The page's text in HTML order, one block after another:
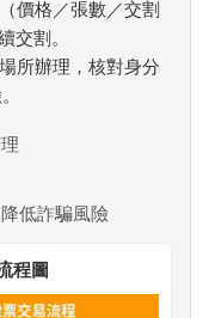
價格／張數／交割
交割。
所辦理，核對身分
低詐騙風險
程圖